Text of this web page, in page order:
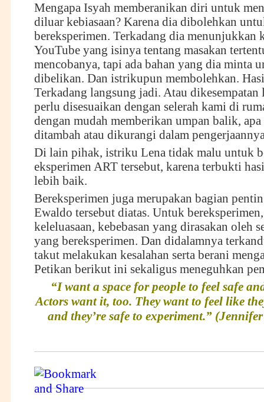
Mengapa Isyah memberanikan diri untuk
diluar kebiasaan? Karena dia dibolehkan
bereksperimen. Terkadang dia menunjukkan
YouTube yang isinya tentang masakan
mencobanya, tapi ada bahan yang dia minta
dibelikan. Dan istrikupun membolehkan.
Terkadang langsung jadi. Atau dikesempatan
perlu disesuaikan dengan selerah kami di
dengan mudah memberikan umpan balik,
ditambah atau dikurangi dalam
Di lain pihak, istriku Lena tidak malu untuk
eksperimen ART tersebut, karena terbukti
lebih baik.
Bereksperimen juga merupakan bagian
Ewaldo tersebut diatas. Untuk
keleluasaan, kebebasan yang dirasakan oleh
yang bereksperimen. Dan didalamnya
takut melakukan kesalahan serta berani
Petikan berikut ini sekaligus meneguhkan
“I want a space for people to feel safe
Actors want it, too. They want to feel like
and they’re safe to experiment.”